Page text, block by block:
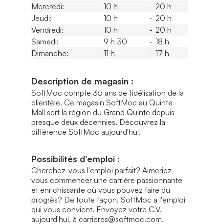
Mercredi:
10 h - 20 h
Jeudi:
10 h - 20 h
Vendredi:
10 h - 20 h
Samedi:
9 h 30 - 18 h
Dimanche:
11 h - 17 h
Description de magasin :
SoftMoc compte 35 ans de fidélisation de la
clientèle. Ce magasin SoftMoc au Quinte
Mall sert la région du Grand Quinte depuis
presque deux décennies. Découvrez la
différence SoftMoc aujourd'hui!
Possibilités d'emploi :
Cherchez-vous l'emploi parfait? Aimeriez-
vous commencer une carrière passionnante
et enrichissante où vous pouvez faire du
progrès? De toute façon, SoftMoc a l'emploi
qui vous convient. Envoyez votre C.V.
aujourd'hui, à carrieres@softmoc.com.